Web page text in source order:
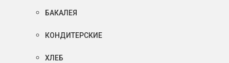
БАКАЛЕЯ
КОНДИТЕРСКИЕ
ХЛЕБ